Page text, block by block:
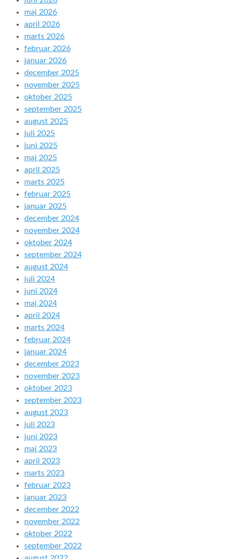
maj 2026
april 2026
marts 2026
februar 2026
januar 2026
december 2025
november 2025
oktober 2025
september 2025
august 2025
juli 2025
juni 2025
maj 2025
april 2025
marts 2025
februar 2025
januar 2025
december 2024
november 2024
oktober 2024
september 2024
august 2024
juli 2024
juni 2024
maj 2024
april 2024
marts 2024
februar 2024
januar 2024
december 2023
november 2023
oktober 2023
september 2023
august 2023
juli 2023
juni 2023
maj 2023
april 2023
marts 2023
februar 2023
januar 2023
december 2022
november 2022
oktober 2022
september 2022